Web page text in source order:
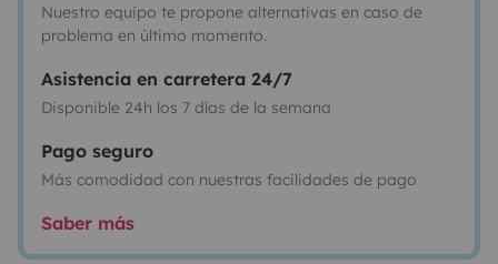
Nuestro equipo te propone alternativas en caso de
problema en último momento.
Asistencia en carretera 24/7
Disponible 24h los 7 días de la semana
Pago seguro
Más comodidad con nuestras facilidades de pago
Saber más